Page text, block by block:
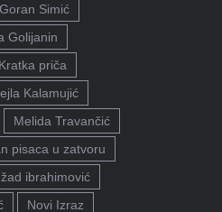
Goran Simić
Golijanin
Kratka priča
Kalamujić
Melida Travančić
pisaca u zatvoru
ibrahimović
Novi Izraz